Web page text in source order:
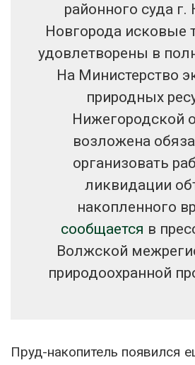
районного суда
Новгорода исковые
удовлетворены в
На Министерство
природных
Нижегородской
возложена
организовать
ликвидации
накопленного
сообщается в
Волжской
природоохранной
Пруд-накопитель появился